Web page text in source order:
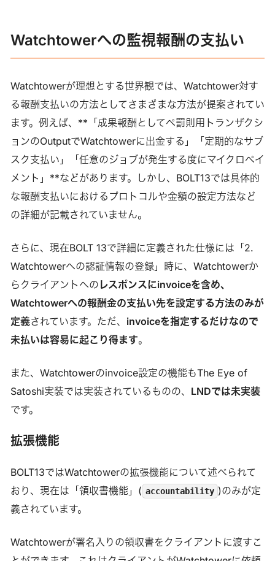
Watchtowerへの監視報酬の支払い
Watchtowerが理想とする世界観では、Watchtower対す
る報酬支払いの方法としてさまざまな方法が提案されてい
ます。例えば、**「成果報酬としてペ罰則用トランザクシ
ョンのOutputでWatchtowerに出金する」「定期的なサブ
スク支払い」「任意のジョブが発生する度にマイクロペイ
メント」**などがあります。しかし、BOLT13では具体的
な報酬支払いにおけるプロトコルや金額の設定方法など
の詳細が記載されていません。
さらに、現在BOLT 13で詳細に定義された仕様には「2.
Watchtowerへの認証情報の登録」時に、Watchtowerか
らクライアントへの レスポンスにinvoiceを含め、
Watchtowerへの報酬金の支払い先を設定する方法のみが
定義されています。ただ、 invoiceを指定するだけなので
未払いは容易に起こり得ます。
また、Watchtowerのinvoice設定の機能もThe Eye of
Satoshi実装では実装されているものの、 LNDでは未実装
です。
拡張機能
BOLT13ではWatchtowerの拡張機能について述べられて
おり、現在は「領収書機能」( accountability )のみが定
義されています。
Watchtowerが署名入りの領収書をクライアントに渡すこ